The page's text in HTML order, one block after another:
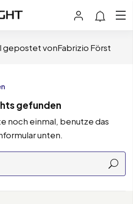
gepostet vonFabrizio Först
gefunden
noch einmal, benutze das
unten.